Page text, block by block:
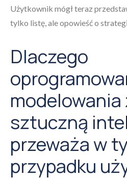
Użytkownik mógł teraz
tylko listę, ale opowieść o
Dlaczego
modelowania
sztuczną
przeważa w
przypadku